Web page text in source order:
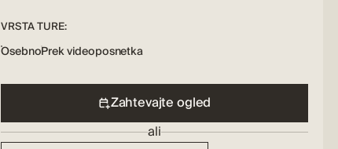
VRSTA TURE:
OsebnoPrek videoposnetka
Zahtevajte ogled
ali